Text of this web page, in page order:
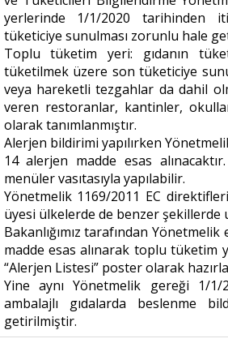
yerlerinde 1/1/2020 tarihinden
tüketiciye sunulması zorunlu hale
Toplu tüketim yeri: gıdanın
tüketilmek üzere son tüketiciye
veya hareketli tezgahlar da dahil
veren restoranlar, kantinler,
olarak tanımlanmıştır.
Alerjen bildirimi yapılırken
14 alerjen madde esas
menüler vasıtasıyla yapılabilir.
Yönetmelik 1169/2011 EC
üyesi ülkelerde de benzer şekillerde
Bakanlığımız tarafından
madde esas alınarak toplu
“Alerjen Listesi” poster olarak
Yine aynı Yönetmelik gereği 1/
ambalajlı gıdalarda beslenme
getirilmiştir.